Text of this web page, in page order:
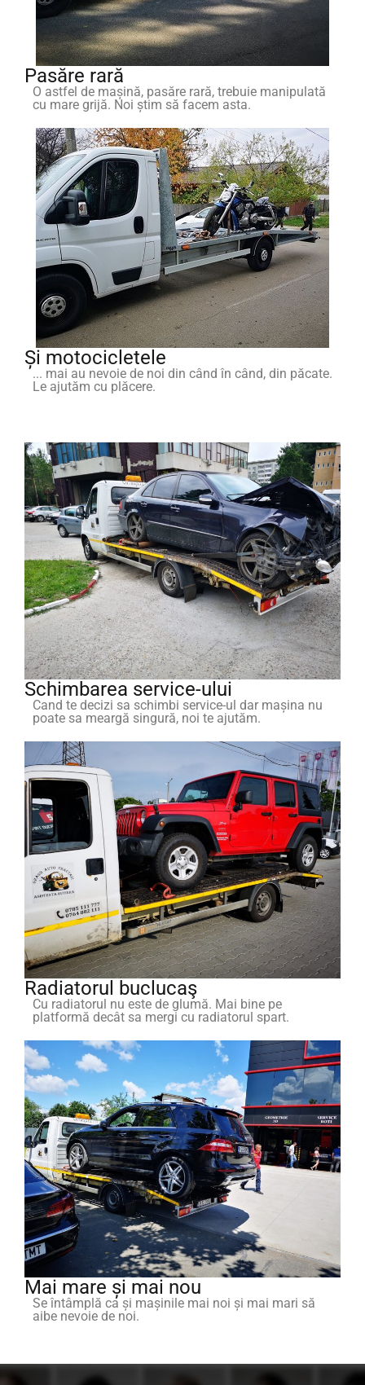
Pasăre rară
O astfel de mașină, pasăre rară, trebuie manipulată
cu mare grijă. Noi știm să facem asta.
Și motocicletele
... mai au nevoie de noi din când în când, din păcate.
Le ajutăm cu plăcere.
Schimbarea service-ului
Cand te decizi sa schimbi service-ul dar mașina nu
poate sa meargă singură, noi te ajutăm.
Radiatorul buclucaş
Cu radiatorul nu este de glumă. Mai bine pe
platformă decât sa mergi cu radiatorul spart.
Mai mare și mai nou
Se întâmplă ca și mașinile mai noi și mai mari să
aibe nevoie de noi.